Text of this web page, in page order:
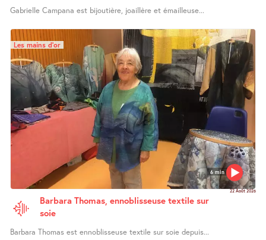
Gabrielle Campana est bijoutière, joaillère et émailleuse...
6 min
Les mains d’or
22 Août 2026
Barbara Thomas, ennoblisseuse textile sur
soie
Barbara Thomas est ennoblisseuse textile sur soie depuis...